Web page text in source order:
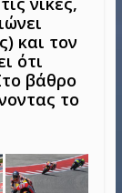
και τον
ότι
βάθρο
το